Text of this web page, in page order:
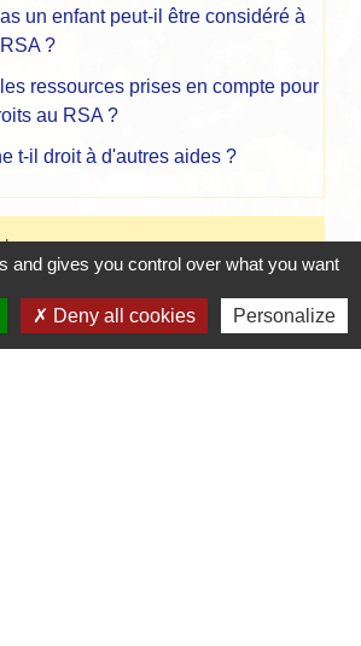
un enfant peut-il être considéré à
?
ressources prises en compte pour
au RSA ?
t-il droit à d'autres aides ?
active (RSA)open_in_new
affaires sociales
and gives you control over what you want
Deny all cookies Personalize